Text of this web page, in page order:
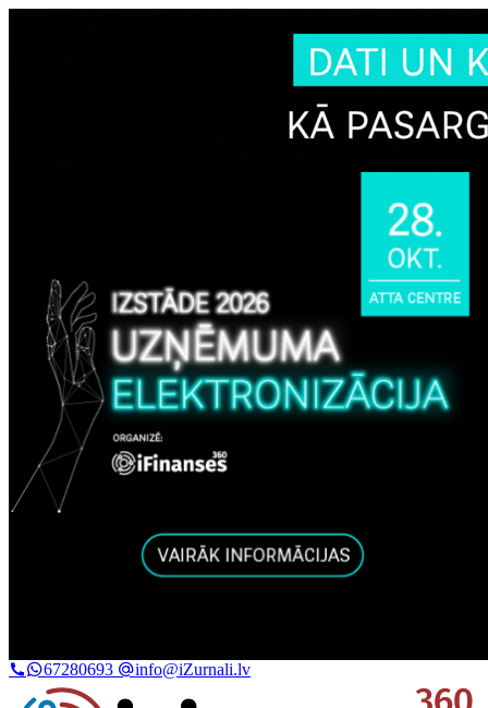
67280693 info@iZurnali.lv